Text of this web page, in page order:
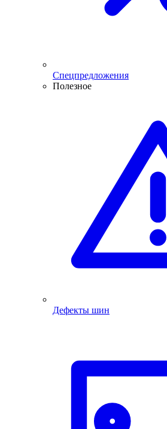
Спецпредложения
Полезное
Дефекты шин